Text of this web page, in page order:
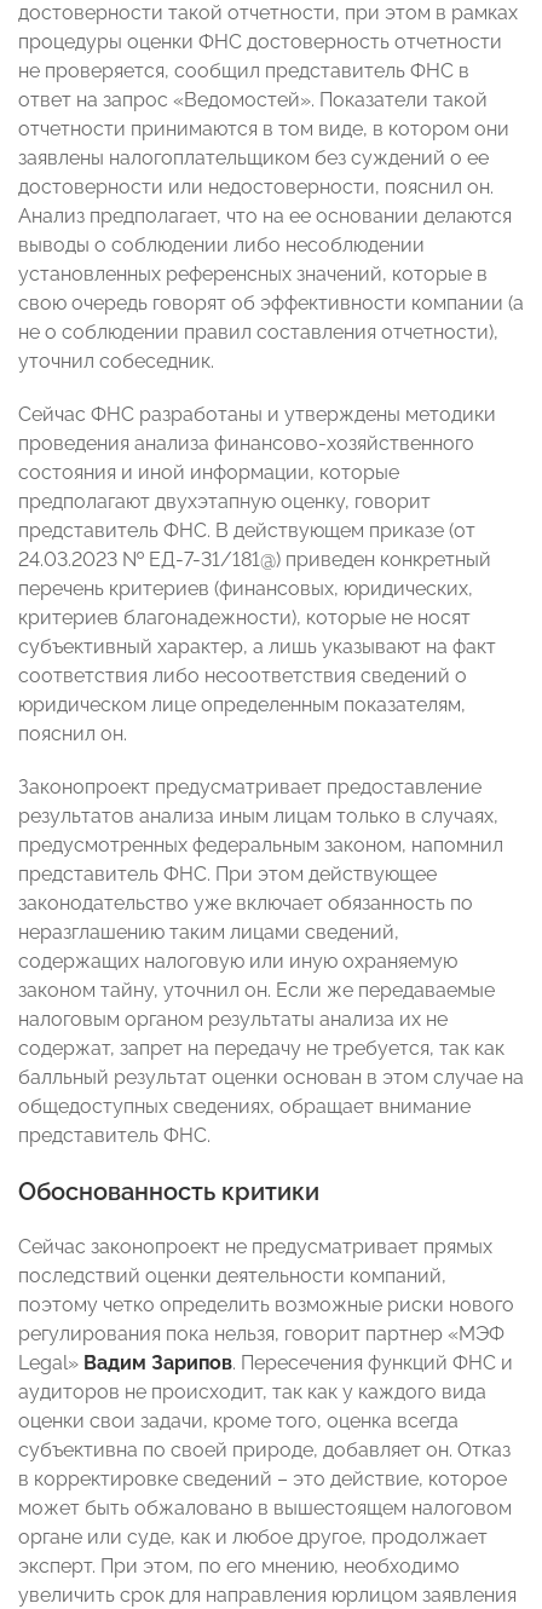
достоверности такой отчетности, при этом в рамках
процедуры оценки ФНС достоверность отчетности
не проверяется, сообщил представитель ФНС в
ответ на запрос «Ведомостей». Показатели такой
отчетности принимаются в том виде, в котором они
заявлены налогоплательщиком без суждений о ее
достоверности или недостоверности, пояснил он.
Анализ предполагает, что на ее основании делаются
выводы о соблюдении либо несоблюдении
установленных референсных значений, которые в
свою очередь говорят об эффективности компании (а
не о соблюдении правил составления отчетности),
уточнил собеседник.
Сейчас ФНС разработаны и утверждены методики
проведения анализа финансово-хозяйственного
состояния и иной информации, которые
предполагают двухэтапную оценку, говорит
представитель ФНС. В действующем приказе (от
24.03.2023 № ЕД-7-31/181@) приведен конкретный
перечень критериев (финансовых, юридических,
критериев благонадежности), которые не носят
субъективный характер, а лишь указывают на факт
соответствия либо несоответствия сведений о
юридическом лице определенным показателям,
пояснил он.
Законопроект предусматривает предоставление
результатов анализа иным лицам только в случаях,
предусмотренных федеральным законом, напомнил
представитель ФНС. При этом действующее
законодательство уже включает обязанность по
неразглашению таким лицами сведений,
содержащих налоговую или иную охраняемую
законом тайну, уточнил он. Если же передаваемые
налоговым органом результаты анализа их не
содержат, запрет на передачу не требуется, так как
балльный результат оценки основан в этом случае на
общедоступных сведениях, обращает внимание
представитель ФНС.
Обоснованность критики
Сейчас законопроект не предусматривает прямых
последствий оценки деятельности компаний,
поэтому четко определить возможные риски нового
регулирования пока нельзя, говорит партнер «МЭФ
Legal» Вадим Зарипов. Пересечения функций ФНС и
аудиторов не происходит, так как у каждого вида
оценки свои задачи, кроме того, оценка всегда
субъективна по своей природе, добавляет он. Отказ
в корректировке сведений – это действие, которое
может быть обжаловано в вышестоящем налоговом
органе или суде, как и любое другое, продолжает
эксперт. При этом, по его мнению, необходимо
увеличить срок для направления юрлицом заявления